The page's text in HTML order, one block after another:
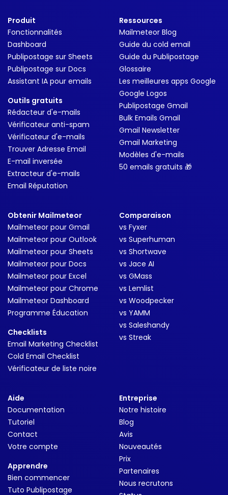
Produit
Fonctionnalités
Dashboard
Publipostage sur Sheets
Publipostage sur Docs
Assistant IA pour emails
Outils gratuits
Rédacteur d'e-mails
Vérificateur anti-spam
Vérificateur d'e-mails
Trouver Adresse Email
E-mail inversée
Extracteur d'e-mails
Email Réputation
Ressources
Mailmeteor Blog
Guide du cold email
Guide du Publipostage
Glossaire
Les meilleures apps Google
Google Logos
Publipostage Gmail
Bulk Emails Gmail
Gmail Newsletter
Gmail Marketing
Modèles d'e-mails
50 emails gratuits 🎁
Obtenir Mailmeteor
Mailmeteor pour Gmail
Mailmeteor pour Outlook
Mailmeteor pour Sheets
Mailmeteor pour Docs
Mailmeteor pour Excel
Mailmeteor pour Chrome
Mailmeteor Dashboard
Programme Éducation
Checklists
Email Marketing Checklist
Cold Email Checklist
Vérificateur de liste noire
Comparaison
vs Fyxer
vs Superhuman
vs Shortwave
vs Jace AI
vs GMass
vs Lemlist
vs Woodpecker
vs YAMM
vs Saleshandy
vs Streak
Aide
Documentation
Tutoriel
Contact
Votre compte
Apprendre
Bien commencer
Tuto Publipostage
Entreprise
Notre histoire
Blog
Avis
Nouveautés
Prix
Partenaires
Nous recrutons